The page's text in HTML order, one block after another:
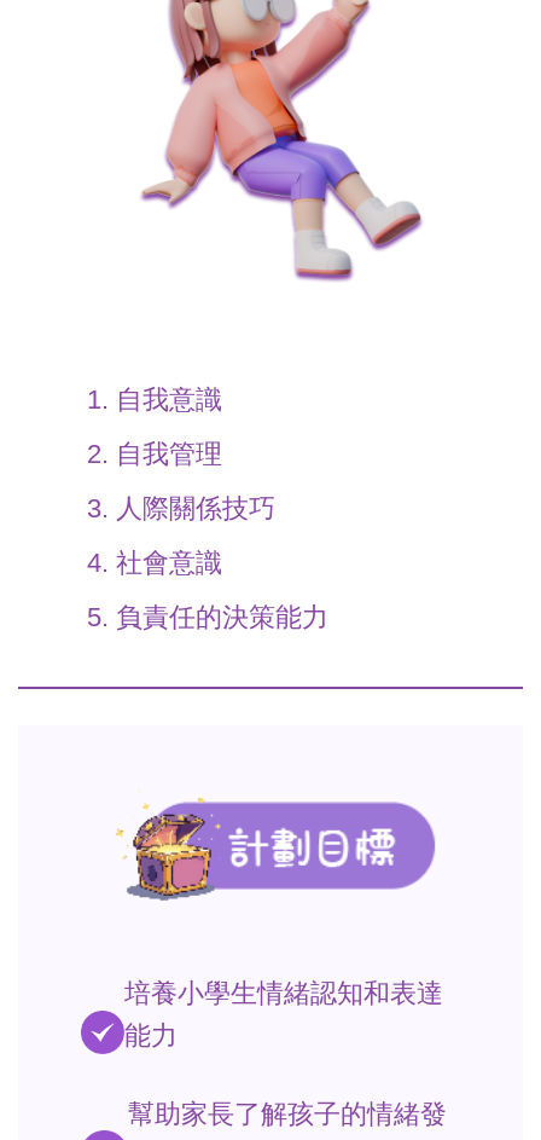
自我意識
自我管理
人際關係技巧
社會意識
負責任的決策能力
培養小學生情緒認知和表達
能力
幫助家長了解孩子的情緒發